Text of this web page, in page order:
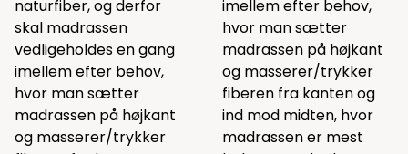
naturfiber, og derfor
skal madrassen
vedligeholdes en gang
imellem efter behov,
hvor man sætter
madrassen på højkant
og masserer/trykker
imellem efter behov,
hvor man sætter
madrassen på højkant
og masserer/trykker
fiberen fra kanten og
ind mod midten, hvor
madrassen er mest